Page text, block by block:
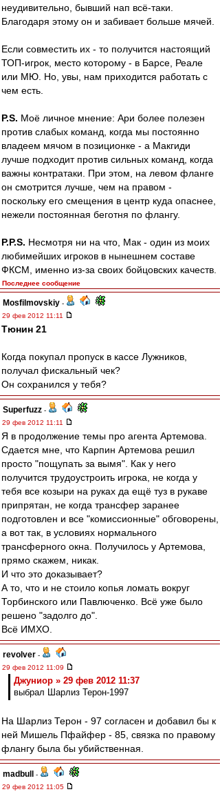
неудивительно, бывший нап всё-таки.
Благодаря этому он и забивает больше мячей.
Если совместить их - то получится настоящий
ТОП-игрок, место которому - в Барсе, Реале
или МЮ. Но, увы, нам приходится работать с
чем есть.
P.S. Моё личное мнение: Ари более полезен
против слабых команд, когда мы постоянно
владеем мячом в позиционке - а Макгиди
лучше подходит против сильных команд, когда
важны контратаки. При этом, на левом фланге
он смотрится лучше, чем на правом -
поскольку его смещения в центр куда опаснее,
нежели постоянная беготня по флангу.
P.P.S. Несмотря ни на что, Мак - один из моих
любимейших игроков в нынешнем составе
ФКСМ, именно из-за своих бойцовских качеств.
Последнее сообщение
Mosfilmovskiy -
29 фев 2012 11:11
Тюнин 21
Когда покупал пропуск в кассе Лужников,
получал фискальный чек?
Он сохранился у тебя?
Superfuzz -
29 фев 2012 11:11
Я в продолжение темы про агента Артемова.
Сдается мне, что Карпин Артемова решил
просто "пощупать за вымя". Как у него
получится трудоустроить игрока, не когда у
тебя все козыри на руках да ещё туз в рукаве
припрятан, не когда трансфер заранее
подготовлен и все "комиссионные" обговорены,
а вот так, в условиях нормального
трансферного окна. Получилось у Артемова,
прямо скажем, никак.
И что это доказывает?
А то, что и не стоило копья ломать вокруг
Торбинского или Павлюченко. Всё уже было
решено "задолго до".
Всё ИМХО.
revolver -
29 фев 2012 11:09
Джуниор » 29 фев 2012 11:37
выбрал Шарлиз Терон-1997
На Шарлиз Терон - 97 согласен и добавил бы к
ней Мишель Пфайфер - 85, связка по правому
флангу была бы убийственная.
madbull
-
29 фев 2012 11:05